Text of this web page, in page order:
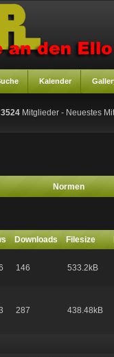
Kalender
3524 Mitglieder - Neuestes
Normen
Downloads Filesize
146 533.2kB
287 438.48kB